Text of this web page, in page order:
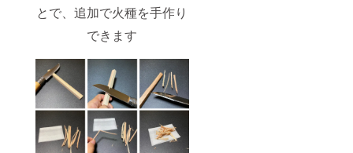
とで、追加で火種を手作り
できます